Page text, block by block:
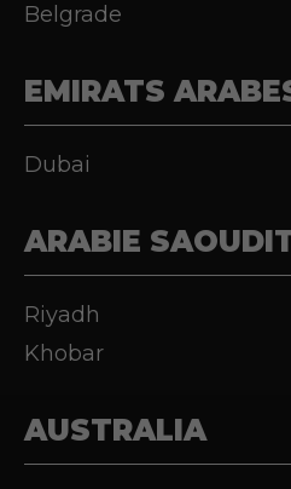
Belgrade
EMIRATS
Dubai
ARABIE
Riyadh
Khobar
AUSTRALIA